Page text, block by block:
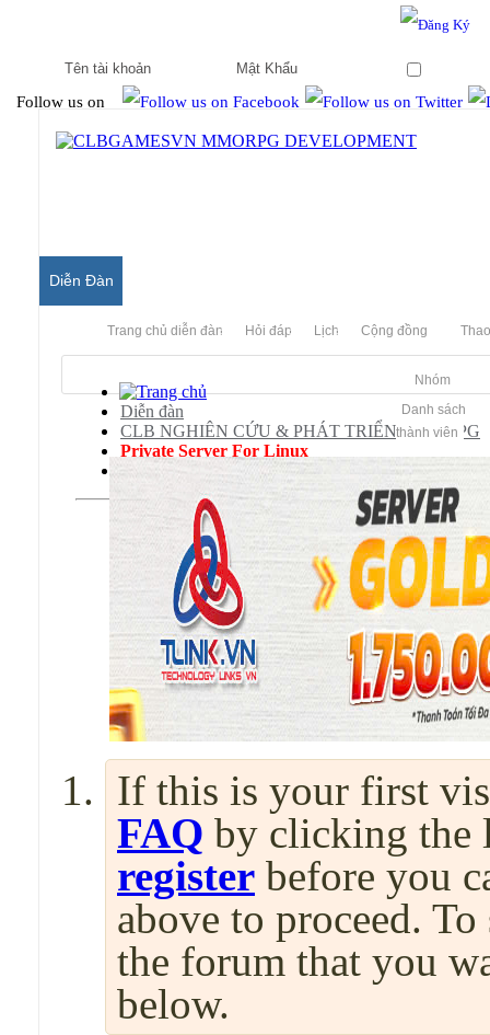
Follow us on
Diễn Đàn
Trang chủ diễn đàn Hỏi đáp Lịch Cộng đồng
Nhóm
Danh sách
thành viên
Diễn đàn
CLB NGHIÊN CỨU & PHÁT TRIỂN MMORPG
Private Server For Linux
Chinh Đồ
If this is your first
FAQ by clicking the
register before you
above to proceed.
the forum that you
below.